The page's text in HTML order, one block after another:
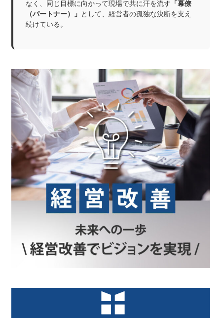
なく、同じ目標に向かって現場で共に汗を流す 「幕僚
（パートナー）」 として、経営者の孤独な決断を支え
続けている。